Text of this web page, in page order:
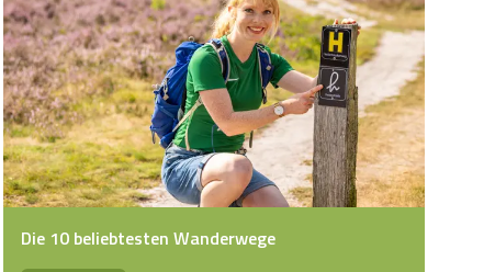
Naturschutzgebiet Lüneburger Heide Karte
Die 10 beliebtesten Wanderwege